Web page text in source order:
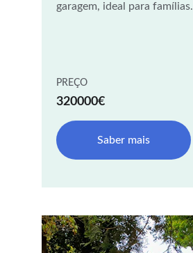
garagem, ideal para famílias.
PREÇO
320000€
Saber mais